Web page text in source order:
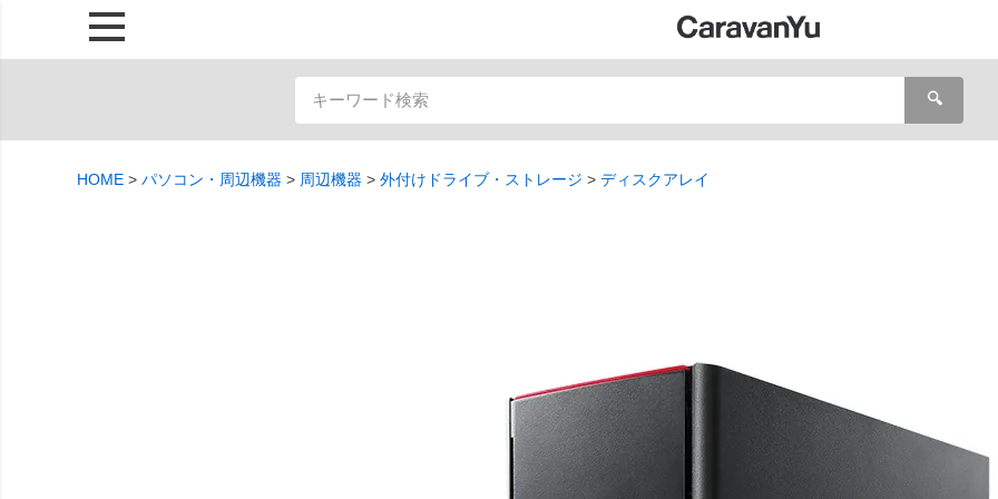
🔍
HOME パソコン・周辺機器 周辺機器 外付けドライブ・ストレージ ディスクアレイ